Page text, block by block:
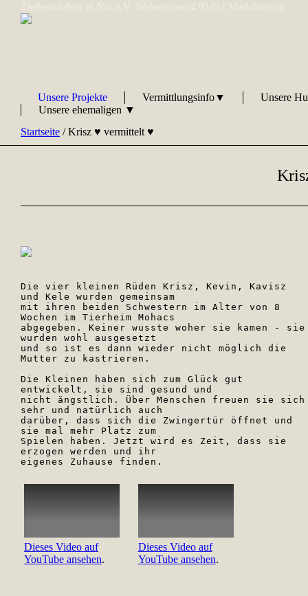
Unsere Projekte Vermittlungsinfo▼
Unsere
Unsere ehemaligen ▼
Startseite /Krisz ♥ vermittelt ♥
Die vier kleinen Rüden Krisz, Kevin, Kavisz
und Kele wurden gemeinsam
mit ihren beiden Schwestern im Alter von 8
Wochen im Tierheim Mohacs
abgegeben. Keiner wusste woher sie kamen - sie
wurden wohl ausgesetzt
und so ist es dann wieder nicht möglich die
Mutter zu kastrieren.
Die Kleinen haben sich zum Glück gut
entwickelt, sie sind gesund und
nicht ängstlich. Über Menschen freuen sie sich
sehr und natürlich auch
darüber, dass sich die Zwingertür öffnet und
sie mal mehr Platz zum
Spielen haben. Jetzt wird es Zeit, dass sie
erzogen werden und ihr
eigenes Zuhause finden.
Dieses Video auf
YouTube ansehen.
Dieses Video auf
YouTube ansehen.